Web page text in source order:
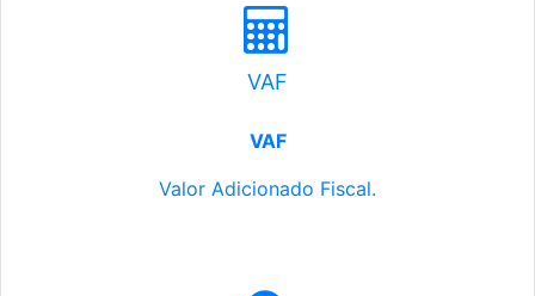
VAF
VAF
Valor Adicionado Fiscal.